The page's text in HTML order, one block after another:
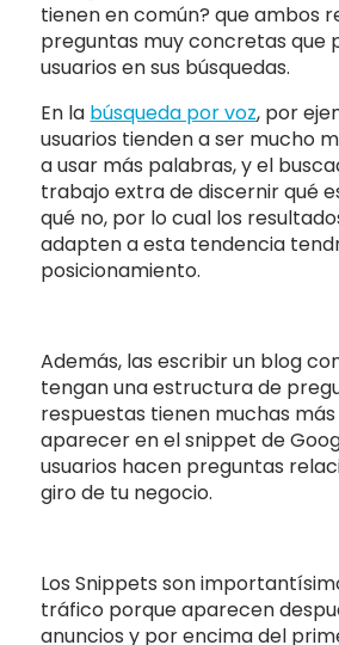
tienen en común? que ambos
preguntas muy concretas que
usuarios en sus búsquedas.
En la búsqueda por voz, por
usuarios tienden a ser mucho
a usar más palabras, y el
trabajo extra de discernir qué
qué no, por lo cual los
adapten a esta tendencia
posicionamiento.
Además, las escribir un blog
tengan una estructura de
respuestas tienen muchas
aparecer en el snippet de
usuarios hacen preguntas
giro de tu negocio.
Los Snippets son
tráfico porque aparecen
anuncios y por encima del